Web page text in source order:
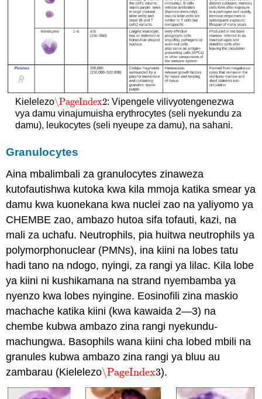
Kielelezo\PageIndex2
\PageIndex2: Vipengele vilivyotengenezwa
vya damu vinajumuisha erythrocytes (seli nyekundu za
damu), leukocytes (seli nyeupe za damu), na sahani.
Granulocytes
Aina mbalimbali za granulocytes zinaweza
kutofautishwa kutoka kwa kila mmoja katika smear ya
damu kwa kuonekana kwa nuclei zao na yaliyomo ya
CHEMBE zao, ambazo hutoa sifa tofauti, kazi, na
mali za uchafu. Neutrophils, pia huitwa neutrophils ya
polymorphonuclear (PMNs), ina kiini na lobes tatu
hadi tano na ndogo, nyingi, za rangi ya lilac. Kila lobe
ya kiini ni kushikamana na strand nyembamba ya
nyenzo kwa lobes nyingine. Eosinofili zina maskio
machache katika kiini (kwa kawaida 2—3) na
chembe kubwa ambazo zina rangi nyekundu-
machungwa. Basophils wana kiini cha lobed mbili na
granules kubwa ambazo zina rangi ya bluu au
zambarau (Kielelezo\PageIndex3
\PageIndex3).